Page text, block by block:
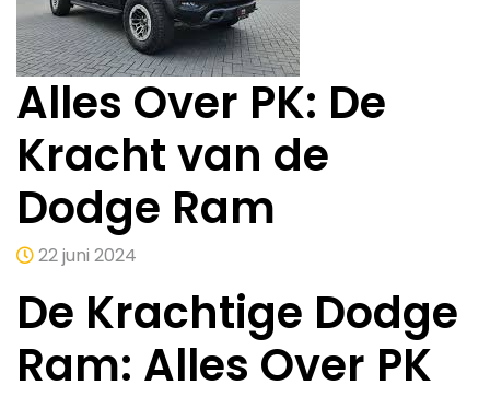
Alles Over PK: De
Kracht van de
Dodge Ram
22 juni 2024
De Krachtige Dodge
Ram: Alles Over PK